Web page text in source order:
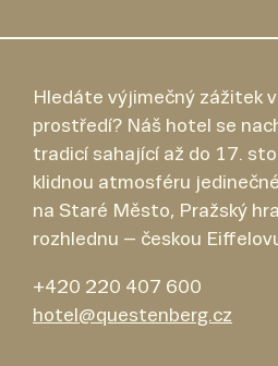
Hledáte výjimečný zážitek
prostředí? Náš hotel se
tradicí sahající až do 17.
klidnou atmosféru
na Staré Město, Pražský
rozhlednu – českou
+420 220 407 600
hotel@questenberg.cz